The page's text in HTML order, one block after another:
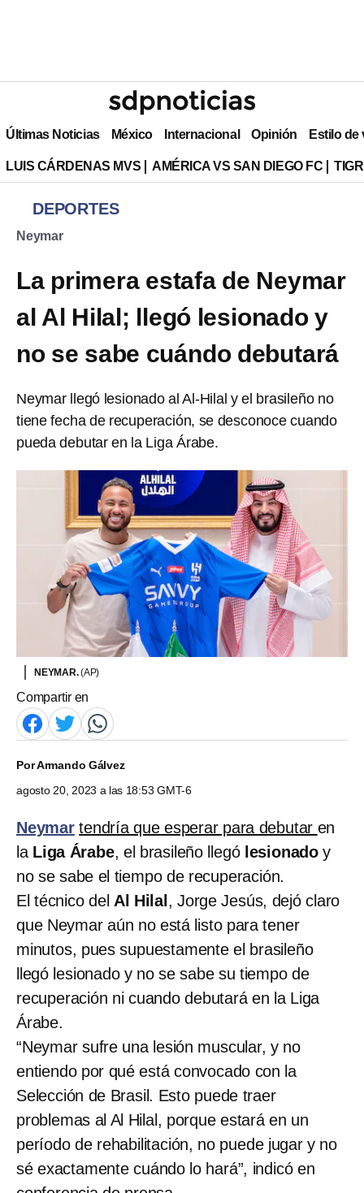
Últimas Noticias México Internacional Opinión Estilo de
LUIS CÁRDENAS MVS AMÉRICA VS SAN DIEGO FC
DEPORTES
Neymar
La primera estafa de Neymar
al Al Hilal; llegó lesionado y
no se sabe cuándo debutará
Neymar llegó lesionado al Al-Hilal y el brasileño no
tiene fecha de recuperación, se desconoce cuando
pueda debutar en la Liga Árabe.
NEYMAR.(AP)
Compartir en
PorArmando Gálvez
agosto 20, 2023 a las 18:53 GMT-6
Neymar tendría que esperar para debutar en
laLiga Árabe, el brasileño llególesionadoy
no se sabe el tiempo de recuperación.
El técnico del Al Hilal , Jorge Jesús, dejó claro
que Neymar aún no está listo para tener
minutos, pues supuestamente el brasileño
llegó lesionado y no se sabe su tiempo de
recuperación ni cuando debutará en la Liga
Árabe.
“Neymar sufre una lesión muscular, y no
entiendo por qué está convocado con la
Selección de Brasil. Esto puede traer
problemas al Al Hilal, porque estará en un
período de rehabilitación, no puede jugar y no
sé exactamente cuándo lo hará”, indicó en